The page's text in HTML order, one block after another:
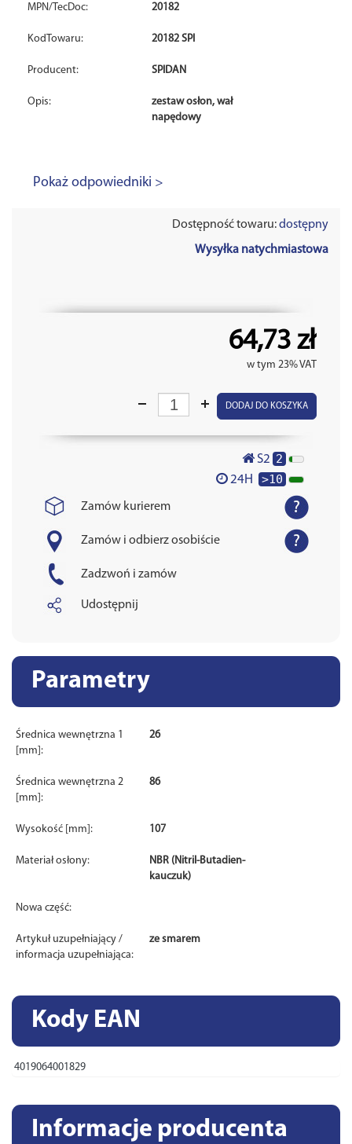
MPN/TecDoc: 20182
KodTowaru: 20182 SPI
Producent: SPIDAN
Opis:
zestaw osłon, wał
napędowy
Pokaż odpowiedniki >
Dostępność towaru:dostępny
Wysyłka natychmiastowa
64,73 zł
w tym 23% VAT
DODAJ DO KOSZYKA
S2 2
24H >10
Zamów kurierem
Zamów i odbierz osobiście
Zadzwoń i zamów
Udostępnij
Parametry
Średnica wewnętrzna 1
[mm]:
26
Średnica wewnętrzna 2
[mm]:
86
Wysokość [mm]: 107
Materiał osłony:
NBR (Nitril-Butadien-
kauczuk)
Nowa część:
Artykuł uzupełniający /
informacja uzupełniająca:
ze smarem
Kody EAN
4019064001829
Informacje producenta